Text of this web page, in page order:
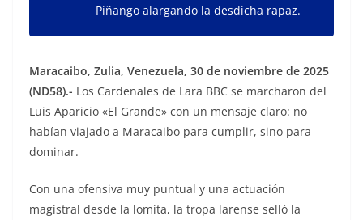
Piñango alargando la desdicha rapaz.
Maracaibo, Zulia, Venezuela, 30 de noviembre de 2025
(ND58).- Los Cardenales de Lara BBC se marcharon del
Luis Aparicio «El Grande» con un mensaje claro: no
habían viajado a Maracaibo para cumplir, sino para
dominar.
Con una ofensiva muy puntual y una actuación
magistral desde la lomita, la tropa larense selló la